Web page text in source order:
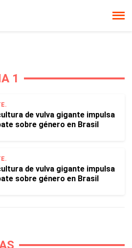
1
de vulva gigante impulsa
sobre género en Brasil
de vulva gigante impulsa
sobre género en Brasil